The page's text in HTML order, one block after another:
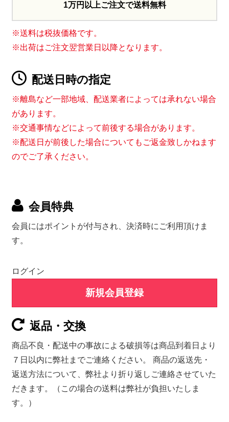
1万円以上ご注文で送料無料
※送料は税抜価格です。
※出荷はご注文翌営業日以降となります。
配送日時の指定
※離島など一部地域、配送業者によっては承れない場合
があります。
※交通事情などによって前後する場合があります。
※配送日が前後した場合についてもご返金致しかねます
のでご了承ください。
会員特典
会員にはポイントが付与され、決済時にご利用頂けま
す。
ログイン
新規会員登録
返品・交換
商品不良・配送中の事故による破損等は商品到着日より
７日以内に弊社までご連絡ください。 商品の返送先・
返送方法について、弊社より折り返しご連絡させていた
だきます。（この場合の送料は弊社が負担いたしま
す。）